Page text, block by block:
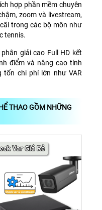
hợp phần mềm chuyên
zoom và livestream,
trong các bộ môn như
tennis.
giải cao Full HD kết
điểm và nâng cao tính
tốn chi phí lớn như VAR
THAO GỒM NHỮNG